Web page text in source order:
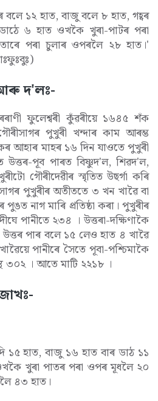
বলে ১২ হাত, বাজু বলে ৮ হাত, গহ্বৰ
৬ হাত ওখকৈ খুৰা-পাটৰ পৰা
পৰা চুলাৰ ওপৰলৈ ২৮ হাত।'
দ'লঃ-
ফুলেশ্বৰী কুঁৱৰীয়ে ১৬৪৫ শঁক
পুখুৰী খন্দাৰ কাম আৰম্ভ
মাহৰ ১৬ দিন যাওতে পুখুৰী
উত্তৰ-পূব পাৰত বিষ্ণুদ'ল, শিৱদ'ল,
গৌৰীদেৱীৰ স্মৃতিত উছৰ্গা কৰি
পুখুৰীৰ অতীততে ৩ খন খাৱৈ বা
নাগ মাৰি প্ৰতিষ্ঠা কৰা। পুখুৰীৰ
পানীতে ২৩৪ । উত্তৰা-দক্ষিণাকৈ
পাৰ বলে ১৫ লেও হাত ৪ খাৱৈ
পানীৰে সৈতে পূবা-পশ্চিমাকৈ
৩০২ । আতে মাটি ২২১৮ ।
১৫ হাত, বাজু ১৬ হাত বাৰ ডাঠ ১১
খুৰা পাতৰ পৰা ওপৰ মূধলৈ ২০
৪৩ হাত।